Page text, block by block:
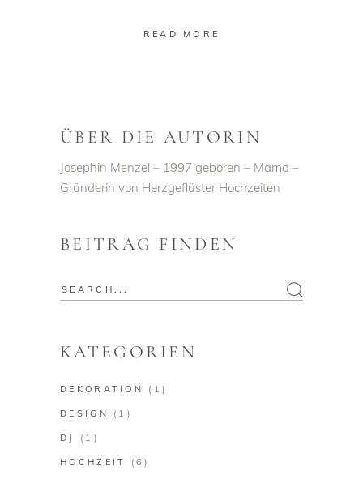
READ MORE
ÜBER DIE AUTORIN
Josephin Menzel – 1997 geboren – Mama –
Gründerin von Herzgeflüster Hochzeiten
BEITRAG FINDEN
Search
KATEGORIEN
DEKORATION (1)
DESIGN (1)
DJ (1)
HOCHZEIT (6)